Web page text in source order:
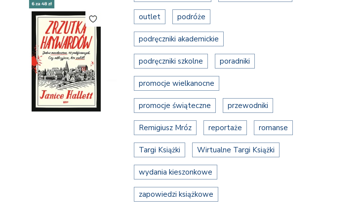
outlet podróże
podręczniki akademickie
podręczniki szkolne poradniki
promocje wielkanocne
promocje świąteczne przewodniki
Remigiusz Mróz reportaże romanse
Targi Książki Wirtualne Targi Książki
wydania kieszonkowe
zapowiedzi książkowe